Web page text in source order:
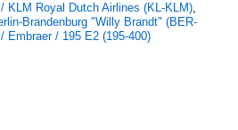
KLM Royal Dutch Airlines (KL-KLM),
Brandenburg "Willy Brandt" (BER-
Embraer / 195 E2 (195-400)